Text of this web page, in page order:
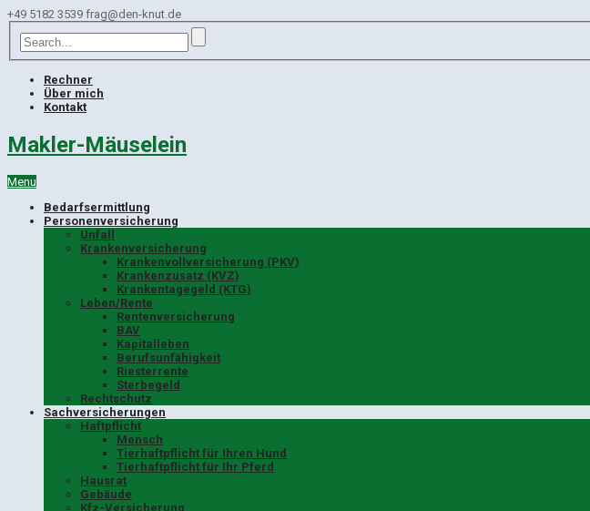
+49 5182 3539 frag@den-knut.de
Rechner
Über mich
Kontakt
Makler-Mäuselein
Menu
Bedarfsermittlung
Personenversicherung
Unfall
Krankenversicherung
Krankenvollversicherung (PKV)
Krankenzusatz (KVZ)
Krankentagegeld (KTG)
Leben/Rente
Rentenversicherung
BAV
Kapitalleben
Berufsunfähigkeit
Riesterrente
Sterbegeld
Rechtschutz
Sachversicherungen
Haftpflicht
Mensch
Tierhaftpflicht für Ihren Hund
Tierhaftpflicht für Ihr Pferd
Hausrat
Gebäude
Kfz-Versicherung